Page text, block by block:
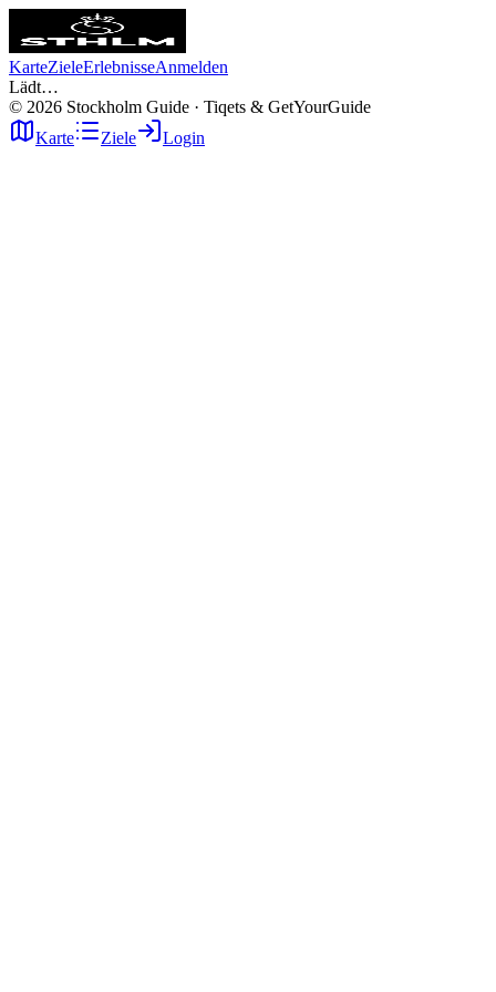
KarteZieleErlebnisseAnmelden
Lädt…
© 2026 Stockholm Guide · Tiqets & GetYourGuide
Karte
Ziele Login